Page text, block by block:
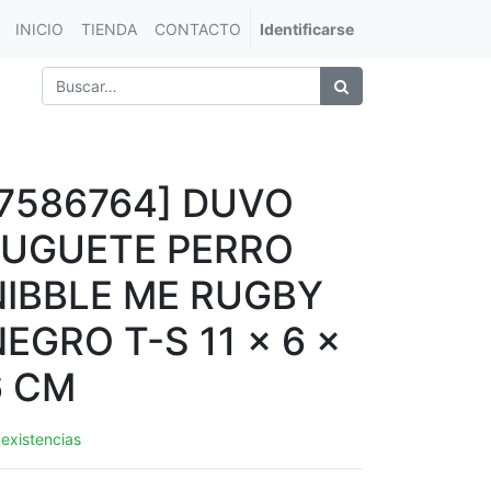
INICIO TIENDA CONTACTO Identificarse
DUVO
PERRO
ME RUGBY
T-S 11 x 6 x
CM